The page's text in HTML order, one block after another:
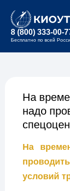
8 (800) 333-00-
Бесплатно по всей
На
надо
На
условий